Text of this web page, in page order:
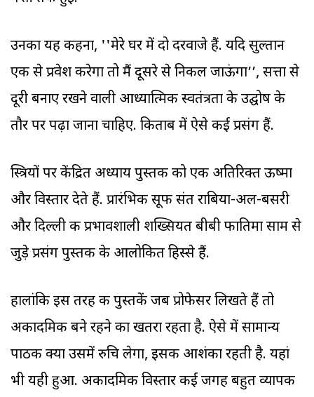
उनका यह कहना, ''मेरे घर में दो दरवाजे हैं. यदि सुल्तान
एक से प्रवेश करेगा तो मैं दूसरे से निकल जाऊंगा’’, सत्ता से
दूरी बनाए रखने वाली आध्यात्मिक स्वतंत्रता के उद्घोष के
तौर पर पढ़ा जाना चाहिए. किताब में ऐसे कई प्रसंग हैं.
स्त्रियों पर केंद्रित अध्याय पुस्तक को एक अतिरिक्त ऊष्मा
और विस्तार देते हैं. प्रारंभिक सूफी संत राबिया-अल-बसरी
और दिल्ली की प्रभावशाली शख्सियत बीबी फातिमा साम से
जुड़े प्रसंग पुस्तक के आलोकित हिस्से हैं.
हालांकि इस तरह की पुस्तकें जब प्रोफेसर लिखते हैं तो
अकादमिक बने रहने का खतरा रहता है. ऐसे में सामान्य
पाठक क्या उसमें रुचि लेगा, इसकी आशंका रहती है. यहां
भी यही हुआ. अकादमिक विस्तार कई जगह बहुत व्यापक